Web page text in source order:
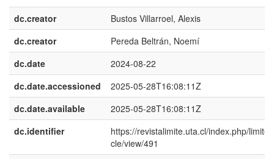
dc.creator
Bustos Villarroel, Alexis
dc.creator
Pereda Beltrán, Noemí
dc.date
2024-08-22
dc.date.accessioned
2025-05-28T16:08:11Z
dc.date.available
2025-05-28T16:08:11Z
dc.identifier
https://revistalimite.uta.cl/index.php/limite/
cle/view/491